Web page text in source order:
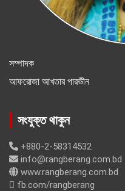
সম্পাদক
আফরোজা আখতার পারভীন
সংযুক্ত থাকুন
+880-2-58314532
info@rangberang.com.bd
www.rangberang.com.bd
fb.com/rangberang